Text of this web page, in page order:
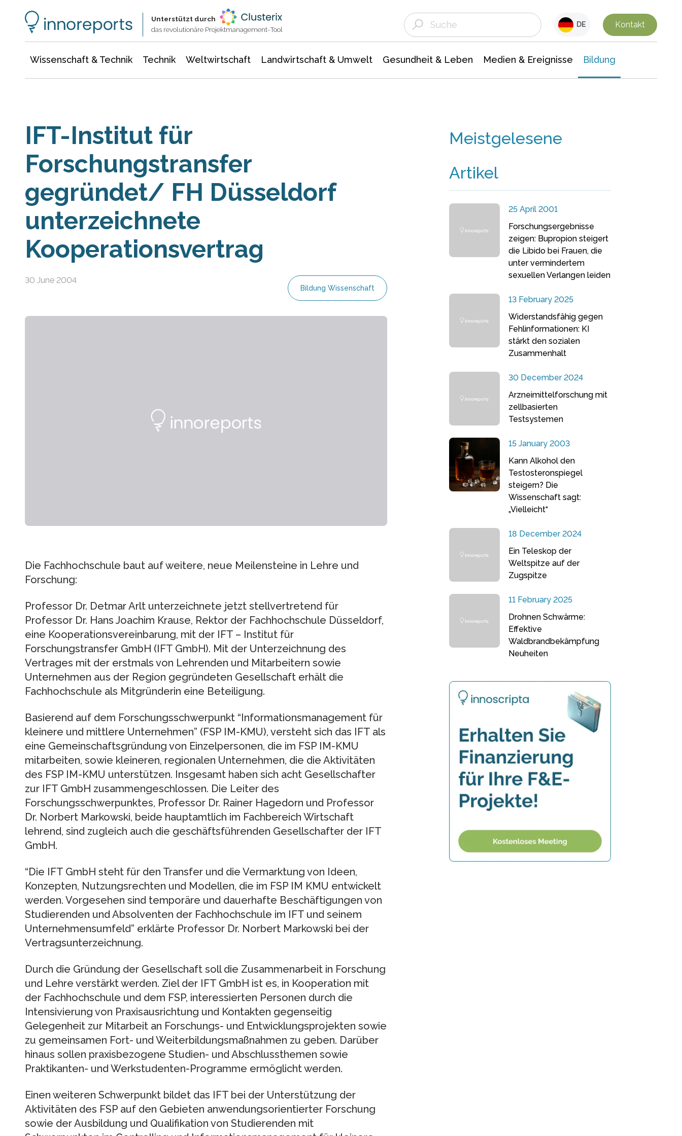
Unterstützt durch
das revolutionäre Projektmanagement-Tool
DE Kontakt
Wissenschaft & Technik Technik Weltwirtschaft Landwirtschaft & Umwelt Gesundheit & Leben Medien & Ereignisse Bildung
IFT-Institut für
Forschungstransfer
gegründet/ FH Düsseldorf
unterzeichnete
Kooperationsvertrag
30 June 2004
Bildung Wissenschaft
Die Fachhochschule baut auf weitere, neue Meilensteine in Lehre und
Forschung:
Professor Dr. Detmar Arlt unterzeichnete jetzt stellvertretend für
Professor Dr. Hans Joachim Krause, Rektor der Fachhochschule Düsseldorf,
eine Kooperationsvereinbarung, mit der IFT – Institut für
Forschungstransfer GmbH (IFT GmbH). Mit der Unterzeichnung des
Vertrages mit der erstmals von Lehrenden und Mitarbeitern sowie
Unternehmen aus der Region gegründeten Gesellschaft erhält die
Fachhochschule als Mitgründerin eine Beteiligung.
Basierend auf dem Forschungsschwerpunkt “Informationsmanagement für
kleinere und mittlere Unternehmen” (FSP IM-KMU), versteht sich das IFT als
eine Gemeinschaftsgründung von Einzelpersonen, die im FSP IM-KMU
mitarbeiten, sowie kleineren, regionalen Unternehmen, die die Aktivitäten
des FSP IM-KMU unterstützen. Insgesamt haben sich acht Gesellschafter
zur IFT GmbH zusammengeschlossen. Die Leiter des
Forschungsschwerpunktes, Professor Dr. Rainer Hagedorn und Professor
Dr. Norbert Markowski, beide hauptamtlich im Fachbereich Wirtschaft
lehrend, sind zugleich auch die geschäftsführenden Gesellschafter der IFT
GmbH.
“Die IFT GmbH steht für den Transfer und die Vermarktung von Ideen,
Konzepten, Nutzungsrechten und Modellen, die im FSP IM KMU entwickelt
werden. Vorgesehen sind temporäre und dauerhafte Beschäftigungen von
Studierenden und Absolventen der Fachhochschule im IFT und seinem
Unternehmensumfeld” erklärte Professor Dr. Norbert Markowski bei der
Vertragsunterzeichnung.
Durch die Gründung der Gesellschaft soll die Zusammenarbeit in Forschung
und Lehre verstärkt werden. Ziel der IFT GmbH ist es, in Kooperation mit
der Fachhochschule und dem FSP, interessierten Personen durch die
Intensivierung von Praxisausrichtung und Kontakten gegenseitig
Gelegenheit zur Mitarbeit an Forschungs- und Entwicklungsprojekten sowie
zu gemeinsamen Fort- und Weiterbildungsmaßnahmen zu geben. Darüber
hinaus sollen praxisbezogene Studien- und Abschlussthemen sowie
Praktikanten- und Werkstudenten-Programme ermöglicht werden.
Einen weiteren Schwerpunkt bildet das IFT bei der Unterstützung der
Aktivitäten des FSP auf den Gebieten anwendungsorientierter Forschung
sowie der Ausbildung und Qualifikation von Studierenden mit
Meistgelesene
Artikel
25 April 2001
Forschungsergebnisse
zeigen: Bupropion steigert
die Libido bei Frauen, die
unter vermindertem
sexuellen Verlangen leiden
13 February 2025
Widerstandsfähig gegen
Fehlinformationen: KI
stärkt den sozialen
Zusammenhalt
30 December 2024
Arzneimittelforschung mit
zellbasierten
Testsystemen
15 January 2003
Kann Alkohol den
Testosteronspiegel
steigern? Die
Wissenschaft sagt:
„Vielleicht“
18 December 2024
Ein Teleskop der
Weltspitze auf der
Zugspitze
11 February 2025
Drohnen Schwärme:
Effektive
Waldbrandbekämpfung
Neuheiten